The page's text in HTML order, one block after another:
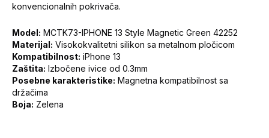
konvencionalnih pokrivača.
Model: MCTK73-IPHONE 13 Style Magnetic Green 42252
Materijal: Visokokvalitetni silikon sa metalnom pločicom
Kompatibilnost: iPhone 13
Zaštita: Izbočene ivice od 0.3mm
Posebne karakteristike: Magnetna kompatibilnost sa
držačima
Boja: Zelena